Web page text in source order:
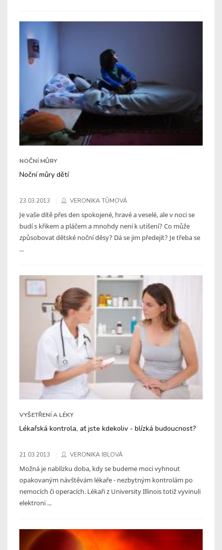
NOČNÍ MŮRY
Noční můry dětí
23.03.2013 VERONIKA TŮMOVÁ
Je vaše dítě přes den spokojené, hravé a veselé, ale v noci se
budí s křikem a pláčem a mnohdy není k utišení? Co může
způsobovat dětské noční děsy? Dá se jim předejít? Je třeba se
...
VYŠETŘENÍ A LÉKY
Lékařská kontrola, ať jste kdekoliv - blízká budoucnost?
21.03.2013 VERONIKA IBLOVÁ
Možná je nablízku doba, kdy se budeme moci vyhnout
opakovaným návštěvám lékaře - nezbytným kontrolám po
nemocích či operacích. Lékaři z University Illinois totiž vyvinuli
elektroni ...